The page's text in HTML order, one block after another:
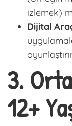
izlemek)
Dijital
3.
12+